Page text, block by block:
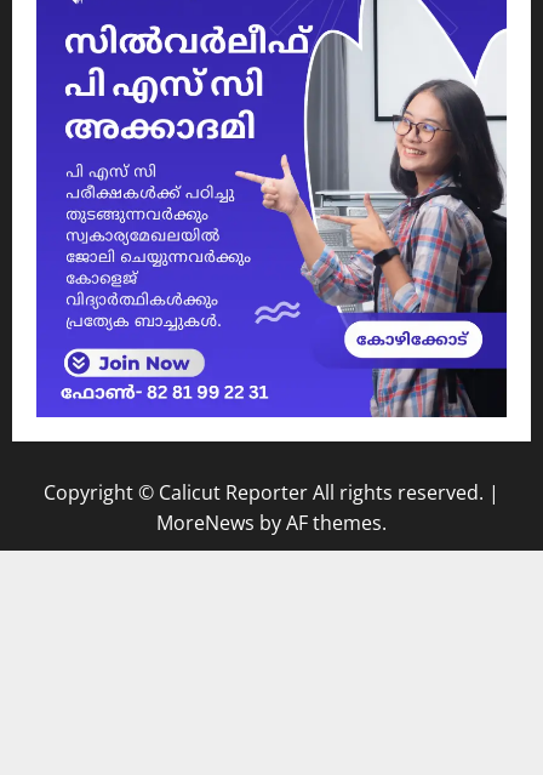
Copyright © Calicut Reporter All rights reserved. |
MoreNews by AF themes.